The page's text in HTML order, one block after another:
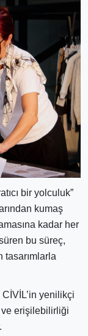
bir yolculuk”
kumaş
kadar her
bu süreç,
tasarımlarla
CİVİL’in yenilikçi
ve erişilebilirliği